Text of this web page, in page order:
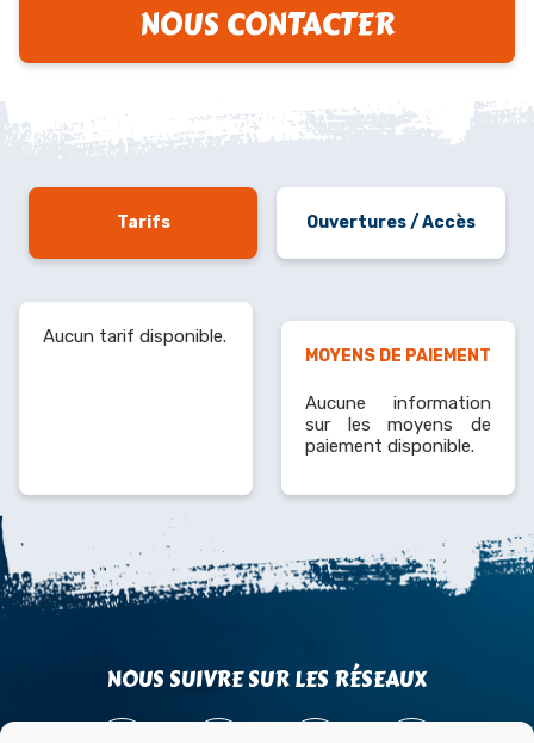
NOUS CONTACTER
Tarifs Ouvertures / Accès
Aucun tarif disponible.
MOYENS DE PAIEMENT
Aucune information
sur les moyens de
paiement disponible.
NOUS SUIVRE SUR LES RÉSEAUX